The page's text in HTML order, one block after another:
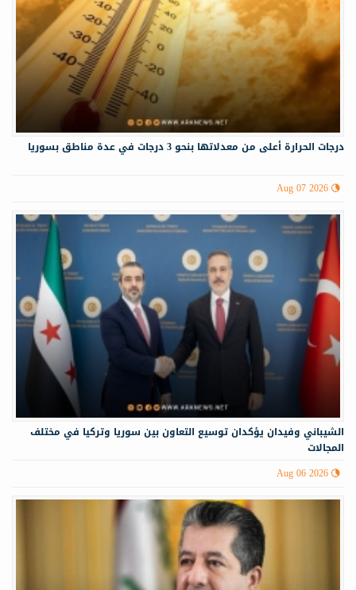
درجات الحرارة أعلى من معدلاتها بنحو 3 درجات في عدة مناطق بسوريا
Aug 07 2026
الشيباني وفيدان يؤكدان توسيع التعاون بين سوريا وتركيا في مختلف
المجالات
Aug 06 2026